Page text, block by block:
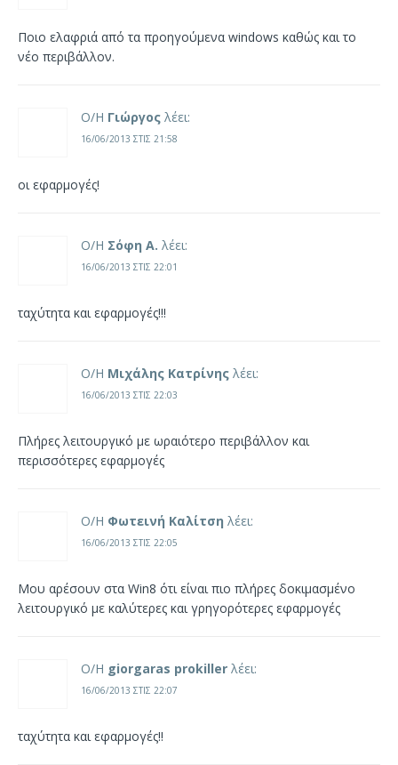
Ποιο ελαφριά από τα προηγούμενα windows καθώς και το
νέο περιβάλλον.
Ο/Η Γιώργος λέει:
16/06/2013 ΣΤΙΣ 21:58
οι εφαρμογές!
Ο/Η Σόφη Α. λέει:
16/06/2013 ΣΤΙΣ 22:01
ταχύτητα και εφαρμογές!!!
Ο/Η Μιχάλης Κατρίνης λέει:
16/06/2013 ΣΤΙΣ 22:03
Πλήρες λειτουργικό με ωραιότερο περιβάλλον και
περισσότερες εφαρμογές
Ο/Η Φωτεινή Καλίτση λέει:
16/06/2013 ΣΤΙΣ 22:05
Μου αρέσουν στα Win8 ότι είναι πιο πλήρες δοκιμασμένο
λειτουργικό με καλύτερες και γρηγορότερες εφαρμογές
Ο/Η giorgaras prokiller λέει:
16/06/2013 ΣΤΙΣ 22:07
ταχύτητα και εφαρμογές!!